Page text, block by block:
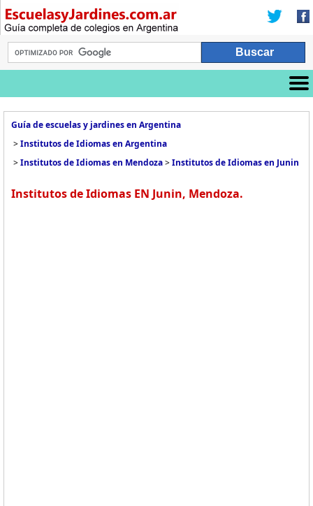
Guía de escuelas y jardines en Argentina
>Institutos de Idiomas en Argentina
>Institutos de Idiomas en Mendoza>Institutos de Idiomas en Junin
Institutos de Idiomas EN Junin, Mendoza.